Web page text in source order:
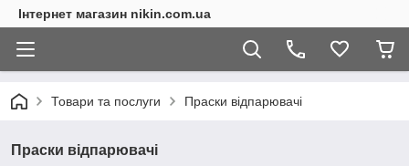
Інтернет магазин nikin.com.ua
Товари та послуги Праски відпарювачі
Праски відпарювачі